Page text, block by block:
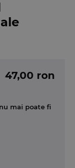
47,00 ron
mai poate fi